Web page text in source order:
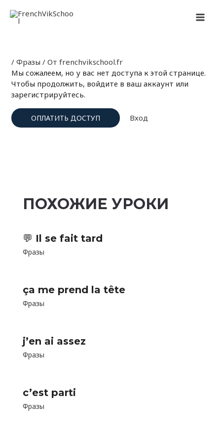
содержимому
/Фразы / Отfrenchvikschool.fr
Мы сожалеем, но у вас нет доступа к этой странице.
Чтобы продолжить, войдите в ваш аккаунт или
зарегистрируйтесь.
ОПЛАТИТЬ ДОСТУП Вход
по
записям
ПОХОЖИЕ УРОКИ
💬 Il se fait tard
Фразы
ça me prend la tête
Фразы
j’en ai assez
Фразы
c’est parti
Фразы